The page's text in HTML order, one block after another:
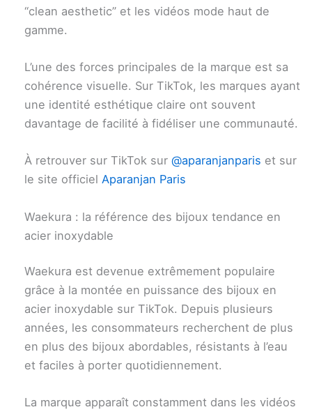
“clean aesthetic” et les vidéos mode haut de
gamme.
L’une des forces principales de la marque est sa
cohérence visuelle. Sur TikTok, les marques ayant
une identité esthétique claire ont souvent
davantage de facilité à fidéliser une communauté.
À retrouver sur TikTok sur@aparanjanparis et sur
le site officielAparanjan Paris
Waekura : la référence des bijoux tendance en
acier inoxydable
Waekura est devenue extrêmement populaire
grâce à la montée en puissance des bijoux en
acier inoxydable sur TikTok. Depuis plusieurs
années, les consommateurs recherchent de plus
en plus des bijoux abordables, résistants à l’eau
et faciles à porter quotidiennement.
La marque apparaît constamment dans les vidéos